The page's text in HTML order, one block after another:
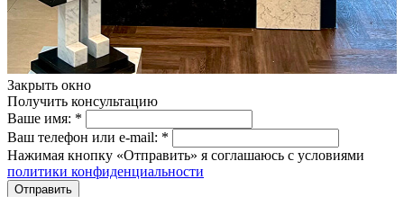
Закрыть окно
Получить консультацию
Ваше имя: *
Ваш телефон или e-mail: *
Нажимая кнопку «Отправить» я соглашаюсь с условиями
политики конфиденциальности
Отправить